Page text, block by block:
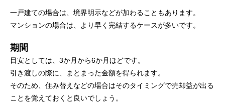
一戸建ての場合は、境界明示などが加わることもあります。
マンションの場合は、より早く完結するケースが多いです。
期間
目安としては、3か月から6か月ほどです。
引き渡しの際に、まとまった金額を得られます。
そのため、住み替えなどの場合はそのタイミングで売却益が出る
ことを覚えておくと良いでしょう。